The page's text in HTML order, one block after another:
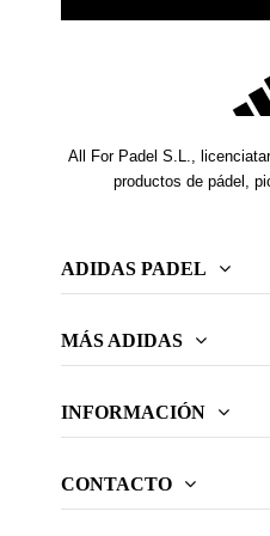
All For Padel S.L.,
productos de pádel,
ADIDAS PADEL
MÁS ADIDAS
INFORMACIÓN
CONTACTO